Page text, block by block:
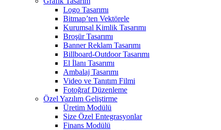
Logo Tasarımı
Bitmap’ten Vektörele
Kurumsal Kimlik Tasarımı
Broşür Tasarımı
Banner Reklam Tasarımı
Billboard-Outdoor Tasarımı
El İlanı Tasarımı
Ambalaj Tasarımı
Video ve Tanıtım Filmi
Fotoğraf Düzenleme
Özel Yazılım Geliştirme
Üretim Modülü
Size Özel Entegrasyonlar
Finans Modülü